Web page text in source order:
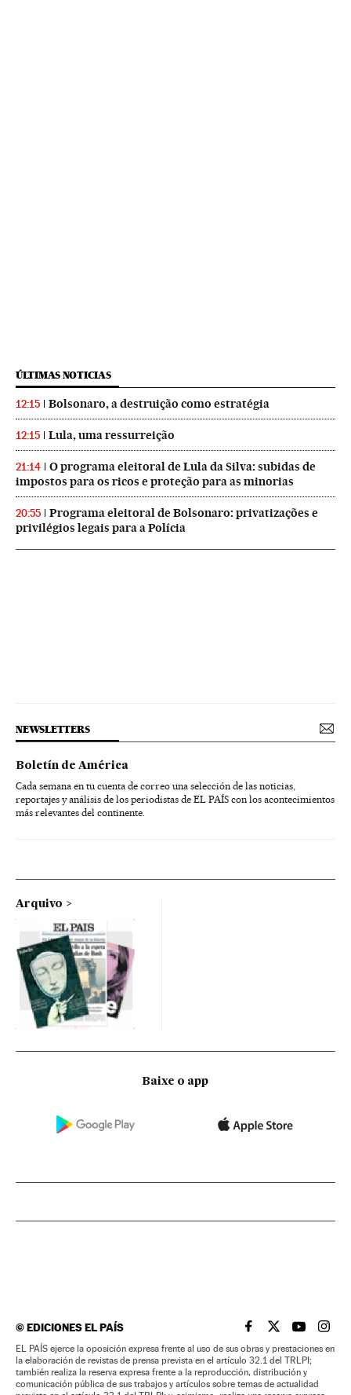
ÚLTIMAS NOTICIAS
12:15 Bolsonaro, a destruição como estratégia
12:15 Lula, uma ressurreição
21:14
O programa eleitoral de Lula da Silva: subidas de
impostos para os ricos e proteção para as minorias
20:55
Programa eleitoral de Bolsonaro: privatizações e
privilégios legais para a Polícia
NEWSLETTERS
Boletín de América
Cada semana en tu cuenta de correo una selección de las noticias,
reportajes y análisis de los periodistas de EL PAÍS con los acontecimientos
más relevantes del continente.
Arquivo
Baixe o app
©EDICIONES EL PAÍS EL PAÍS BRASIL EN
EL PAÍSEL PAÍS
EL
EL PAÍS ejerce la oposición expresa frente al uso de sus obras y prestaciones en
la elaboración de revistas de prensa prevista en el artículo 32.1 del TRLPI;
también realiza la reserva expresa frente a la reproducción, distribución y
comunicación pública de sus trabajos y artículos sobre temas de actualidad